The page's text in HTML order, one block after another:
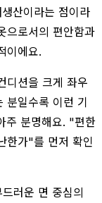
산이라는 점이라
으로서의 편안함과
이에요.
디션을 크게 좌우
분일수록 이런 기
주 분명해요. "편한
한가"를 먼저 확인
러운 면 중심의